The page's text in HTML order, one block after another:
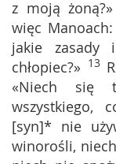
z moją żoną?»
więc
jakie zasady
chłopiec?» 13
«Niech się
wszystkiego,
[syn]* nie
winorośli,